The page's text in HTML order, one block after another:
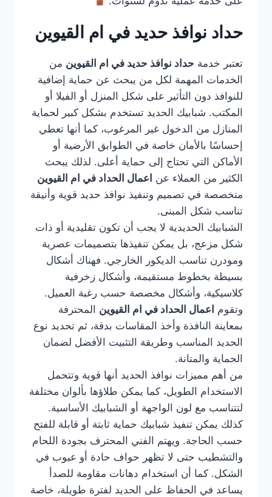
حداد نوافذ حديد في ام القيوين
تعتبر خدمة حداد نوافذ حديد في ام القيوين من
الخدمات المهمة لكل من يبحث عن حماية إضافية
للنوافذ دون التأثير على شكل المنزل أو الفيلا أو
المكتب. شبابيك الحديد تستخدم بشكل كبير لحماية
المنازل من الدخول غير المرغوب، كما أنها تعطي
إحساسًا بالأمان خاصة في الطوابق الأرضية أو
الأماكن التي تحتاج إلى حماية أعلى. لذلك يبحث
الكثير من العملاء عن اعمال الحداد في ام القيوين
متخصصة في تصميم وتنفيذ نوافذ حديد قوية وأنيقة
تناسب شكل المبنى.
الشبابيك الحديدية لا يجب أن تكون تقليدية أو ذات
شكل مزعج، بل يمكن تنفيذها بتصميمات عصرية
ومودرن تناسب الديكور الخارجي. فهناك أشكال
بسيطة بخطوط مستقيمة، وأشكال زخرفية
كلاسيكية، وأشكال مخصصة حسب رغبة العميل.
وتقوم اعمال الحداد في ام القيوين المحترفة
بمعاينة النافذة وأخذ المقاسات بدقة، ثم تحديد نوع
الحديد المناسب وطريقة التثبيت الأفضل لضمان
الحماية والمتانة.
من أهم مميزات نوافذ الحديد أنها قوية وتتحمل
الاستخدام الطويل، كما يمكن طلاؤها بألوان مختلفة
لتتناسب مع لون الواجهة أو الشبابيك الأساسية.
كذلك يمكن تنفيذ شبابيك حماية ثابتة أو قابلة للفتح
حسب الحاجة. ويهتم الفني المحترف بجودة اللحام
والتشطيب حتى لا تظهر حواف حادة أو عيوب في
الشكل. كما أن استخدام دهانات مقاومة للصدأ
يساعد في الحفاظ على الحديد لفترة طويلة، خاصة